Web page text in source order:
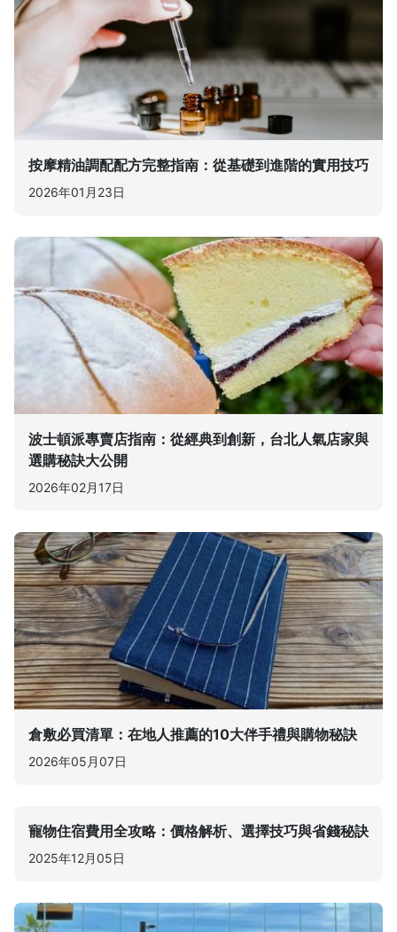
按摩精油調配配方完整指南：從基礎到進階的實用技巧
2026年01月23日
波士頓派專賣店指南：從經典到創新，台北人氣店家與
選購秘訣大公開
2026年02月17日
倉敷必買清單：在地人推薦的10大伴手禮與購物秘訣
2026年05月07日
寵物住宿費用全攻略：價格解析、選擇技巧與省錢秘訣
2025年12月05日